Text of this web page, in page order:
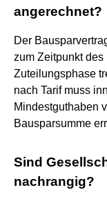
angerechnet?
Der
zum Zeitpunkt
Zuteilungsphase
nach Tarif muss
Mindestguthaben
Bausparsumme
Sind
nachrangig?